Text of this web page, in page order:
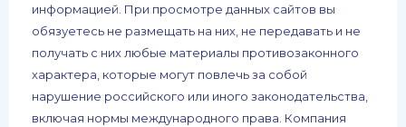
информацией. При просмотре данных сайтов вы
обязуетесь не размещать на них, не передавать и не
получать с них любые материалы противозаконного
характера, которые могут повлечь за собой
нарушение российского или иного законодательства,
включая нормы международного права. Компания